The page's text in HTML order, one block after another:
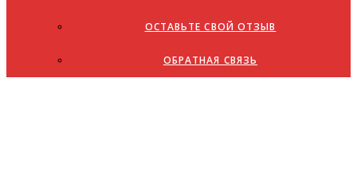
ОСТАВЬТЕ СВОЙ ОТЗЫВ
ОБРАТНАЯ СВЯЗЬ